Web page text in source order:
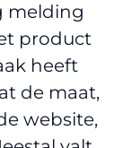
melding
product
heeft
de maat,
website,